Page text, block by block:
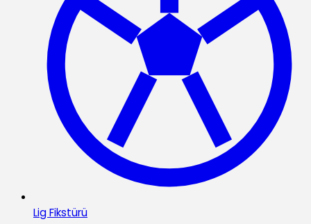
Lig Fikstürü